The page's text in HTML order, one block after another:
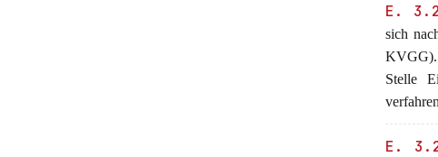
E.
sich
KVGG).
Stelle
E.